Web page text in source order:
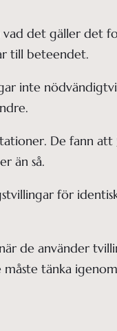
det gäller det
till beteendet.
inte
De fann
än så.
för
de använder
tänka